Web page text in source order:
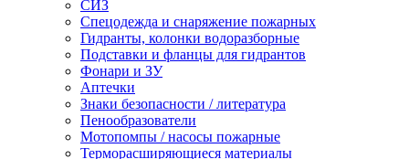
СИЗ
Спецодежда и снаряжение пожарных
Гидранты, колонки водоразборные
Подставки и фланцы для гидрантов
Фонари и ЗУ
Аптечки
Знаки безопасности / литература
Пенообразователи
Мотопомпы / насосы пожарные
Терморасширяющиеся материалы